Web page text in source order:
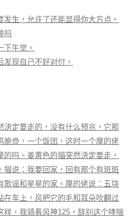
生，允许了还能显得你大方点。
吗
下午觉。
现自己不好对付。
決定要走的，没有什么预兆，它那
脆骨，一个饭团，这时一个摩的佬
吗。姜黄色的猫突然決定要走，
猫说：我要回家，回有那个有斑斑
歌谣和星星的家。摩的佬说：五块
车上，风把它的毛和耳朵吹翻过
，我骑着风神125，辞别这个哮喘